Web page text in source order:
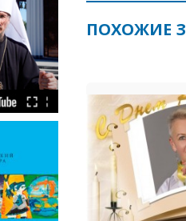
ПОХОЖИЕ